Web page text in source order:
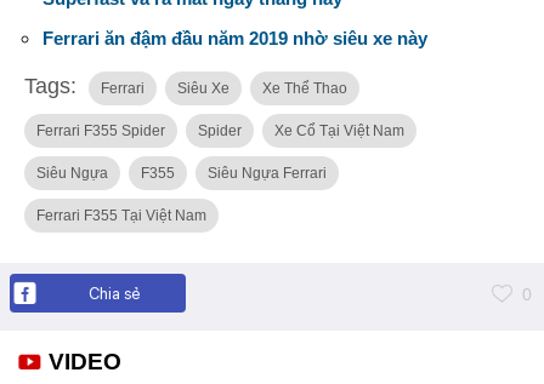
Ferrari ăn đậm đầu năm 2019 nhờ siêu xe này
Tags: Ferrari Siêu Xe Xe Thể Thao
Ferrari F355 Spider Spider Xe Cổ Tại Việt Nam
Siêu Ngựa F355 Siêu Ngựa Ferrari
Ferrari F355 Tại Việt Nam
Chia sẻ 0
VIDEO